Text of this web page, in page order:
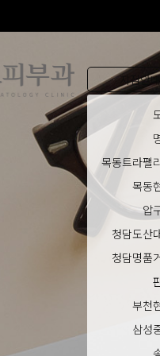
지점안내
목동트라팰
목동
압
청담도산
청담명품
부천
삼성